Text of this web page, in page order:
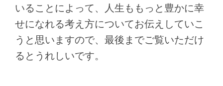
いることによって、人生ももっと豊かに幸
せになれる考え方についてお伝えしていこ
うと思いますので、最後までご覧いただけ
るとうれしいです。